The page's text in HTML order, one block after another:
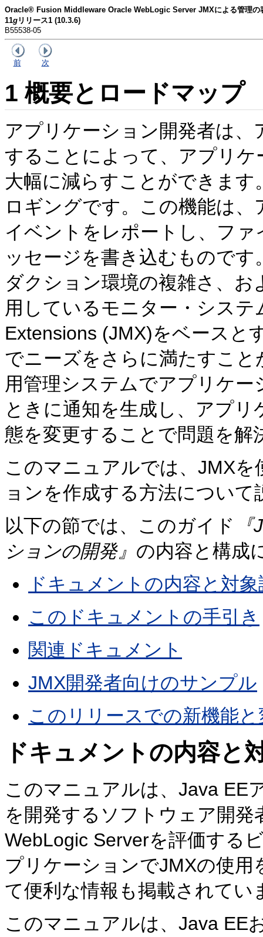
Oracle® Fusion Middleware Oracle WebLogic Server JMXによる管理の
11g リリース1 (10.3.6)
B55538-05
前 次
1 概要とロードマップ
アプリケーション開発者は
することによって、アプリ
大幅に減らすことができま
ロギングです。この機能は
イベントをレポートし、フ
ッセージを書き込むもので
ダクション環境の複雑さ、
用しているモニター・シス
Extensions (JMX)をベースと
でニーズをさらに満たすこ
用管理システムでアプリケ
ときに通知を生成し、アプ
態を変更することで問題を解
このマニュアルでは、JMX
ョンを作成する方法について
以下の節では、このガイド
ションの開発』 の内容と構成
ドキュメントの内容と対
このドキュメントの手引き
関連ドキュメント
JMX開発者向けのサンプル
このリリースでの新機能と
ドキュメントの内容と
このマニュアルは、Java EE
を開発するソフトウェア開
WebLogic Serverを評価する
プリケーションでJMXの使
て便利な情報も掲載されてい
このマニュアルは、Java EE